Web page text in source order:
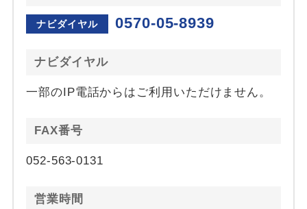
ナビダイヤル 0570-05-8939
ナビダイヤル
一部のIP電話からはご利用いただけません。
FAX番号
052-563-0131
営業時間